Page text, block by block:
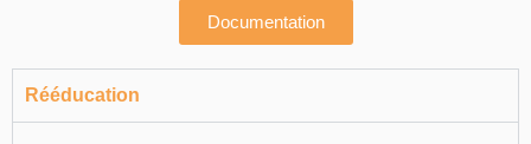
Documentation
Rééducation